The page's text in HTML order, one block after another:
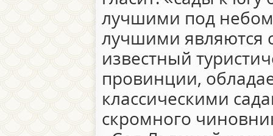
лучшими под
лучшими являются
известный
провинции,
классическими
скромного